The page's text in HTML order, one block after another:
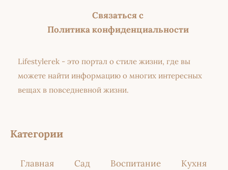
Связаться с
Политика конфиденциальности
Lifestylerek - это портал о стиле жизни, где вы
можете найти информацию о многих интересных
вещах в повседневной жизни.
Категории
Главная Сад Воспитание Кухня